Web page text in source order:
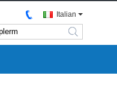
Italian
search